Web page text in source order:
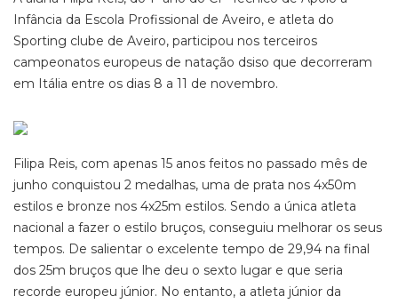
Infância da Escola Profissional de Aveiro, e atleta do
Sporting clube de Aveiro, participou nos terceiros
campeonatos europeus de natação dsiso que decorreram
em Itália entre os dias 8 a 11 de novembro.
Filipa Reis, com apenas 15 anos feitos no passado mês de
junho conquistou 2 medalhas, uma de prata nos 4x50m
estilos e bronze nos 4x25m estilos. Sendo a única atleta
nacional a fazer o estilo bruços, conseguiu melhorar os seus
tempos. De salientar o excelente tempo de 29,94 na final
dos 25m bruços que lhe deu o sexto lugar e que seria
recorde europeu júnior. No entanto, a atleta júnior da